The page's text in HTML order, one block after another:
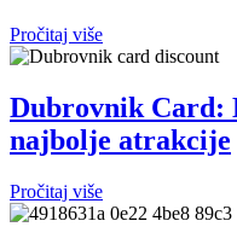
Pročitaj više
Dubrovnik Card:
najbolje atrakcije
Pročitaj više